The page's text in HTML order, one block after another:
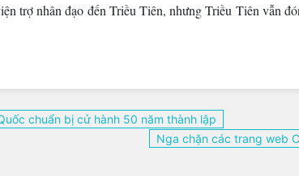
trợ nhân đạo đến Triều Tiên, nhưng Triều Tiên vẫn
chuẩn bị cử hành 50 năm thành lập
Nga chặn các trang web